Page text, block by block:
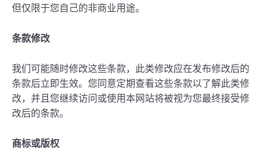
但仅限于您自己的非商业用途。
条款修改
我们可能随时修改这些条款，此类修改应在发布修改后的
条款后立即生效。您同意定期查看这些条款以了解此类修
改，并且您继续访问或使用本网站将被视为您最终接受修
改后的条款。
商标或版权